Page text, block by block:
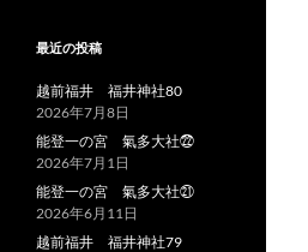
最近の投稿
越前福井 福井神社80
2026年7月8日
能登一の宮 氣多大社㉒
2026年7月1日
能登一の宮 氣多大社㉑
2026年6月11日
越前福井 福井神社79